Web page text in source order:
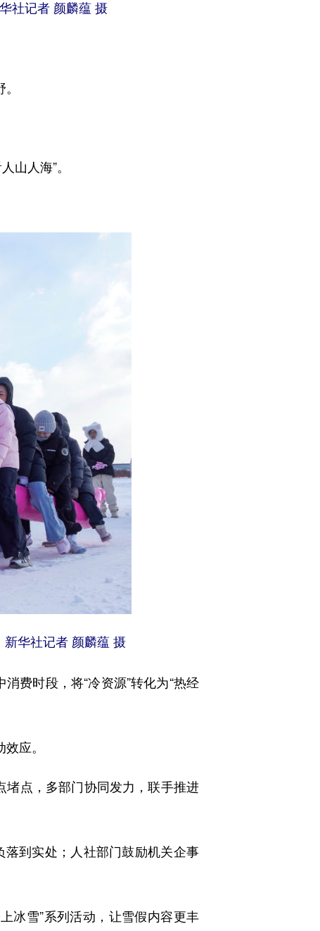
社记者 颜麟蕴 摄
山人海”。
新华社记者 颜麟蕴 摄
费时段，将“冷资源”转化为“热经
应。
堵点，多部门协同发力，联手推进
落到实处；人社部门鼓励机关企事
冰雪”系列活动，让雪假内容更丰